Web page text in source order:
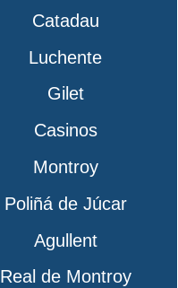
Catadau
Luchente
Gilet
Casinos
Montroy
Poliñá de Júcar
Agullent
Real de Montroy